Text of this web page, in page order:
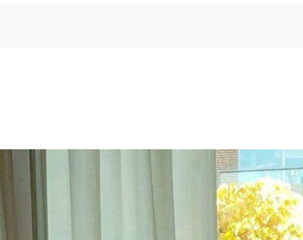
Lisse
Teylingen
Jongeren
Vrijwilligers
Fit & vitaal
Mantelzorg